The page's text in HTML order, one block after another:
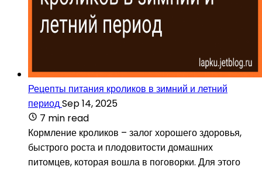
Рецепты питания кроликов в зимний и летний
периодSep 14, 2025
7 min read
Кормление кроликов – залог хорошего здоровья,
быстрого роста и плодовитости домашних
питомцев, которая вошла в поговорки. Для этого